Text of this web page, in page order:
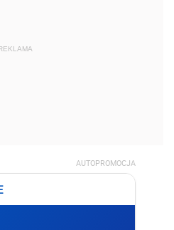
AUTOPROMOCJA